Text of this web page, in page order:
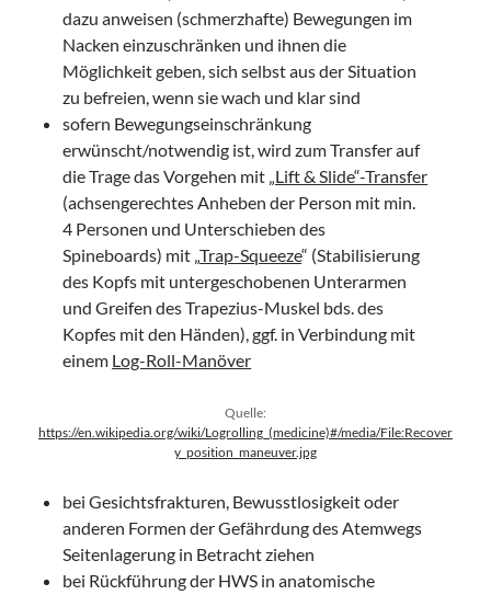
dazu anweisen (schmerzhafte) Bewegungen im
Nacken einzuschränken und ihnen die
Möglichkeit geben, sich selbst aus der Situation
zu befreien, wenn sie wach und klar sind
sofern Bewegungseinschränkung
erwünscht/notwendig ist, wird zum Transfer auf
die Trage das Vorgehen mit „Lift & Slide“-Transfer
(achsengerechtes Anheben der Person mit min.
4 Personen und Unterschieben des
Spineboards) mit „Trap-Squeeze“ (Stabilisierung
des Kopfs mit untergeschobenen Unterarmen
und Greifen des Trapezius-Muskel bds. des
Kopfes mit den Händen), ggf. in Verbindung mit
einem Log-Roll-Manöver
Quelle:
https://en.wikipedia.org/wiki/Logrolling_(medicine)#/media/File:Recover
y_position_maneuver.jpg
bei Gesichtsfrakturen, Bewusstlosigkeit oder
anderen Formen der Gefährdung des Atemwegs
Seitenlagerung in Betracht ziehen
bei Rückführung der HWS in anatomische